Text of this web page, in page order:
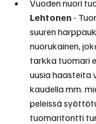
Vuoden nuori
Lehtonen -
suuren
nuorukainen,
tarkka tuomari
uusia haasteita
kaudella mm.
peleissä
tuomaritontti